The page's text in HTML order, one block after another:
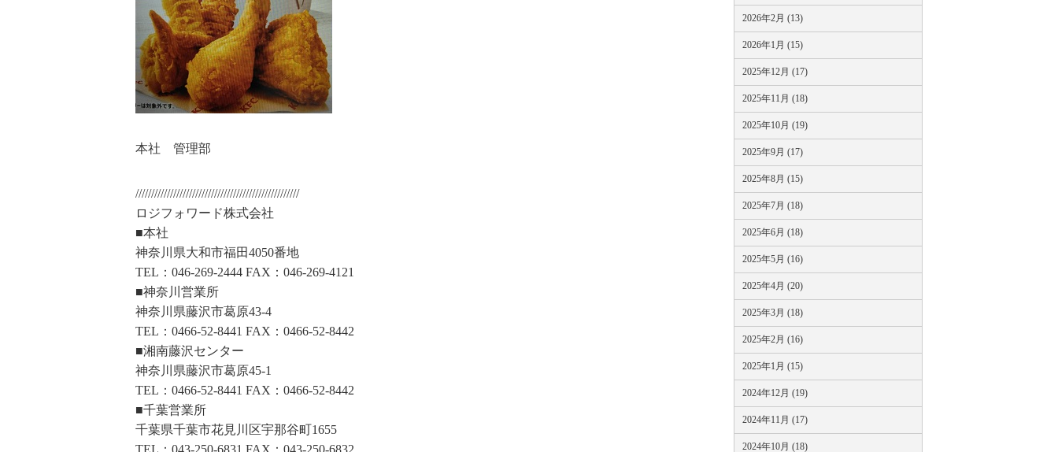
本社 管理部
////////////////////////////////////////////////////
ロジフォワード株式会社
■本社
神奈川県大和市福田4050番地
TEL：046-269-2444 FAX：046-269-4121
■神奈川営業所
神奈川県藤沢市葛原43-4
TEL：0466-52-8441 FAX：0466-52-8442
■湘南藤沢センター
神奈川県藤沢市葛原45-1
TEL：0466-52-8441 FAX：0466-52-8442
■千葉営業所
千葉県千葉市花見川区宇那谷町1655
TEL：043-250-6831 FAX：043-250-6832
2026年2月 (13)
2026年1月 (15)
2025年12月 (17)
2025年11月 (18)
2025年10月 (19)
2025年9月 (17)
2025年8月 (15)
2025年7月 (18)
2025年6月 (18)
2025年5月 (16)
2025年4月 (20)
2025年3月 (18)
2025年2月 (16)
2025年1月 (15)
2024年12月 (19)
2024年11月 (17)
2024年10月 (18)